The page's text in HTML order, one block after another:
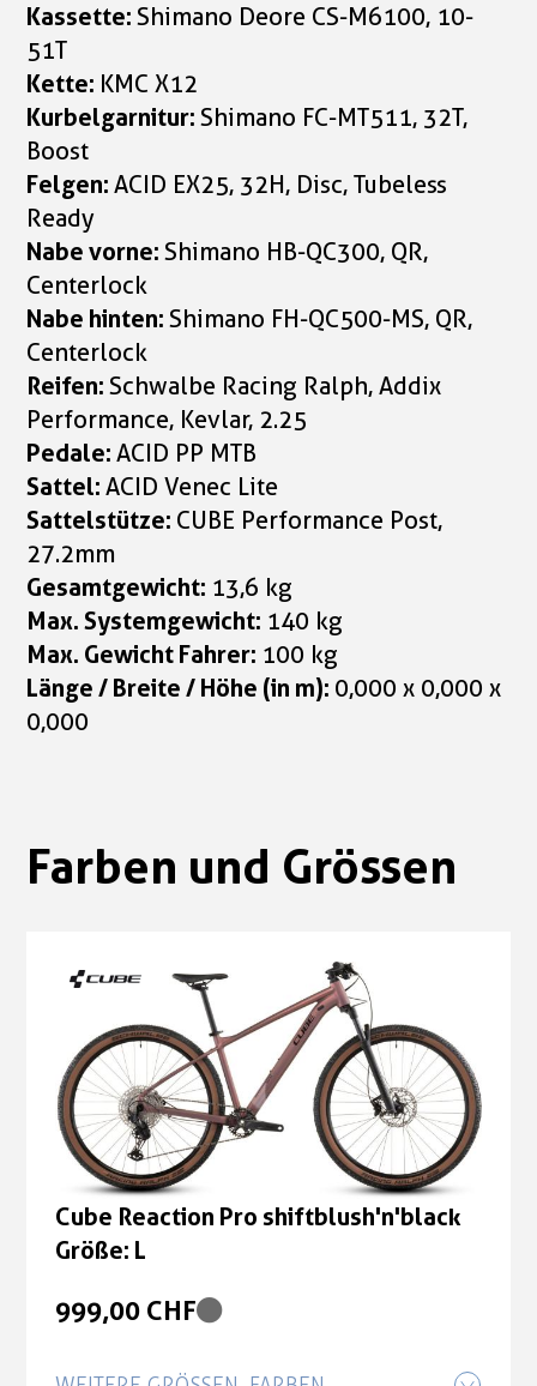
Kassette:Shimano Deore CS-M6100, 10-
51T
Kette: KMC X12
Kurbelgarnitur:Shimano FC-MT511, 32T,
Boost
Felgen:ACID EX25, 32H, Disc, Tubeless
Ready
Nabe vorne:Shimano HB-QC300, QR,
Centerlock
Nabe hinten:Shimano FH-QC500-MS, QR,
Centerlock
Reifen:Schwalbe Racing Ralph, Addix
Performance, Kevlar, 2.25
Pedale:ACID PP MTB
Sattel:ACID Venec Lite
Sattelstütze: CUBE Performance Post,
27.2mm
Gesamtgewicht: 13,6 kg
Max. Systemgewicht: 140 kg
Max. Gewicht Fahrer: 100 kg
Länge / Breite / Höhe (in m): 0,000 x 0,000 x
0,000
Farben und Grössen
Cube Reaction Pro shiftblush'n'black
Größe: L
999,00 CHF